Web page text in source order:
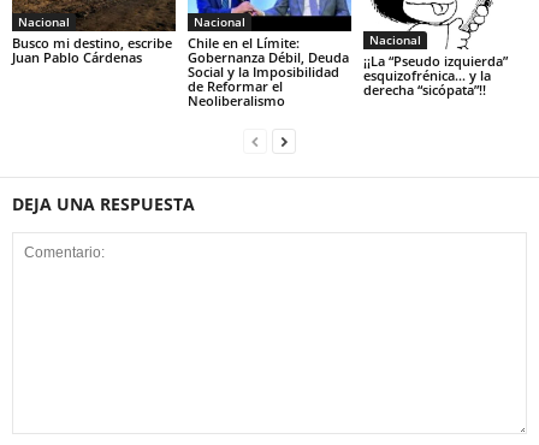
Nacional
Busco mi destino, escribe
Juan Pablo Cárdenas
Nacional
Chile en el Límite:
Gobernanza Débil, Deuda
Social y la Imposibilidad
de Reformar el
Neoliberalismo
Nacional
¡¡La “Pseudo izquierda”
esquizofrénica… y la
derecha “sicópata”!!
DEJA UNA RESPUESTA